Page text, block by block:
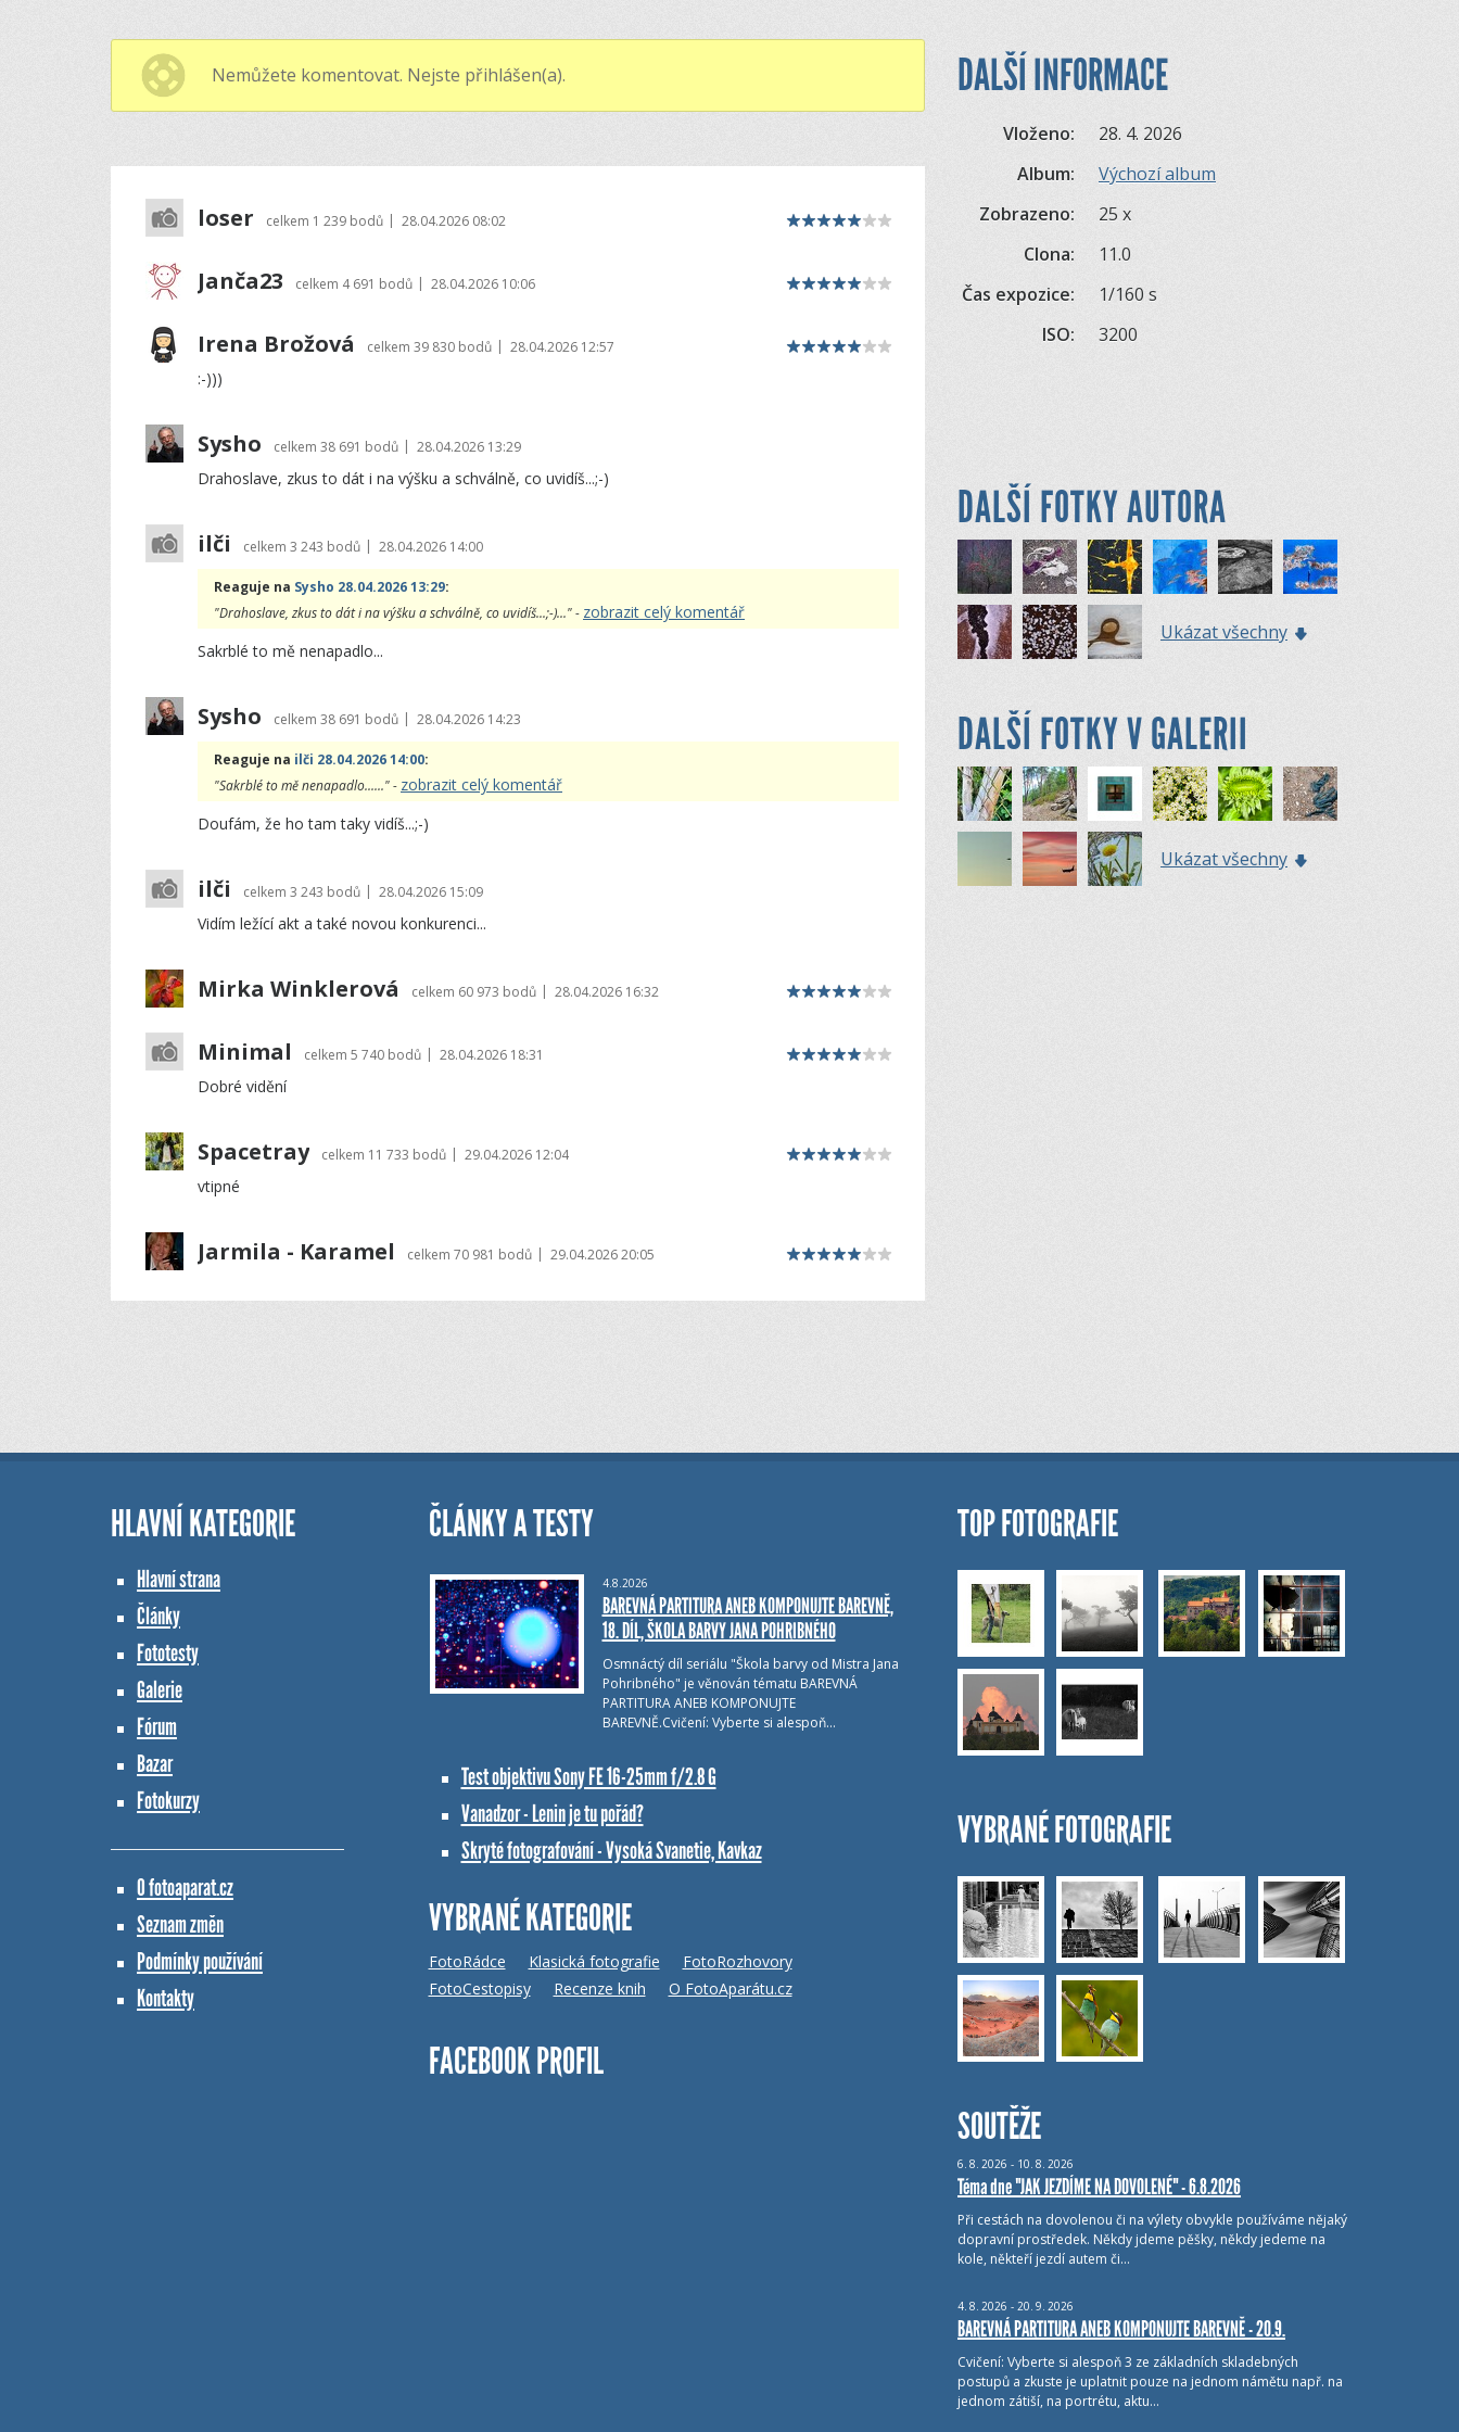
Nemůžete komentovat. Nejste přihlášen(a).
loser celkem 1 239 bodů | 28.04.2026 08:02
Janča23 celkem 4 691 bodů | 28.04.2026 10:06
Irena Brožová celkem 39 830 bodů | 28.04.2026 12:57
:-)))
Sysho celkem 38 691 bodů | 28.04.2026 13:29
Drahoslave, zkus to dát i na výšku a schválně, co uvidíš...;-)
ilči celkem 3 243 bodů | 28.04.2026 14:00
Reaguje na Sysho 28.04.2026 13:29:
"Drahoslave, zkus to dát i na výšku a schválně, co uvidíš...;-)..." - zobrazit celý komentář
Sakrblé to mě nenapadlo...
Sysho celkem 38 691 bodů | 28.04.2026 14:23
Reaguje na ilči 28.04.2026 14:00:
"Sakrblé to mě nenapadlo......" - zobrazit celý komentář
Doufám, že ho tam taky vidíš...;-)
ilči celkem 3 243 bodů | 28.04.2026 15:09
Vidím ležící akt a také novou konkurenci...
Mirka Winklerová celkem 60 973 bodů | 28.04.2026 16:32
Minimal celkem 5 740 bodů | 28.04.2026 18:31
Dobré vidění
Spacetray celkem 11 733 bodů | 29.04.2026 12:04
vtipné
Jarmila - Karamel celkem 70 981 bodů | 29.04.2026 20:05
DALŠÍ INFORMACE
Vloženo:
28. 4. 2026
Album:
Výchozí album
Zobrazeno:
25 x
Clona:
11.0
Čas expozice:
1/160 s
ISO:
3200
DALŠÍ FOTKY AUTORA
Ukázat všechny
DALŠÍ FOTKY V GALERII
Ukázat všechny
HLAVNÍ KATEGORIE
Hlavní strana
Články
Fototesty
Galerie
Fórum
Bazar
Fotokurzy
O fotoaparat.cz
Seznam změn
Podmínky používání
Kontakty
ČLÁNKY A TESTY
4.8.2026
BAREVNÁ PARTITURA ANEB KOMPONUJTE BAREVNĚ,
18. DÍL, ŠKOLA BARVY JANA POHRIBNÉHO
Osmnáctý díl seriálu "Škola barvy od Mistra Jana
Pohribného" je věnován tématu BAREVNÁ
PARTITURA ANEB KOMPONUJTE
BAREVNĚ.Cvičení: Vyberte si alespoň…
Test objektivu Sony FE 16-25mm f/2.8 G
Vanadzor - Lenin je tu pořád?
Skryté fotografování - Vysoká Svanetie, Kavkaz
VYBRANÉ KATEGORIE
FotoRádce Klasická fotografie
FotoRozhovory
FotoCestopisy
Recenze knih O FotoAparátu.cz
FACEBOOK PROFIL
TOP FOTOGRAFIE
VYBRANÉ FOTOGRAFIE
SOUTĚŽE
6. 8. 2026 - 10. 8. 2026
Téma dne "JAK JEZDÍME NA DOVOLENÉ" - 6.8.2026
Při cestách na dovolenou či na výlety obvykle používáme nějaký
dopravní prostředek. Někdy jdeme pěšky, někdy jedeme na
kole, někteří jezdí autem či…
4. 8. 2026 - 20. 9. 2026
BAREVNÁ PARTITURA ANEB KOMPONUJTE BAREVNĚ - 20.9.
Cvičení: Vyberte si alespoň 3 ze základních skladebných
postupů a zkuste je uplatnit pouze na jednom námětu např. na
jednom zátiší, na portrétu, aktu…